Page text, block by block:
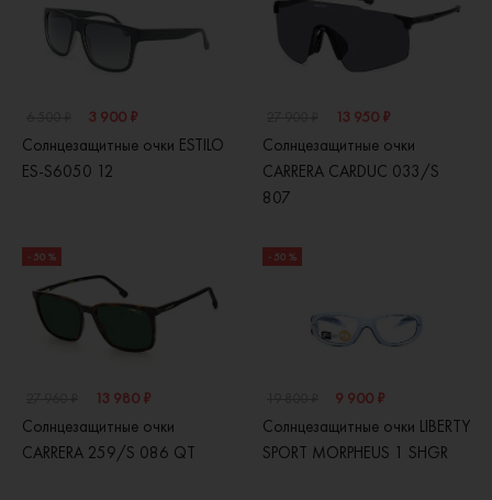
3 900 ₽
Солнцезащитные очки ESTILO
ES-S6050 12
13 950 ₽
Солнцезащитные очки
CARRERA CARDUC 033/S
807
- 50 %
13 980 ₽
Солнцезащитные очки
CARRERA 259/S 086 QT
- 50 %
9 900 ₽
Солнцезащитные очки LIBERTY
SPORT MORPHEUS 1 SHGR